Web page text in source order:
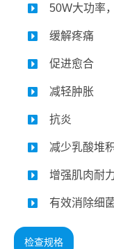
50W大功率
缓解疼痛
促进愈合
减轻肿胀
抗炎
减少乳酸堆
增强肌肉耐
有效消除细
检查规格